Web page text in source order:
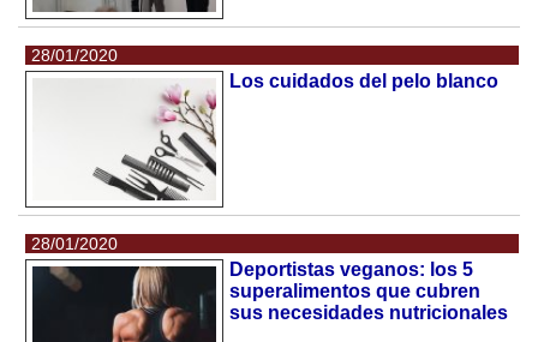
28/01/2020
Los cuidados del pelo blanco
28/01/2020
Deportistas veganos: los 5
superalimentos que cubren
sus necesidades nutricionales